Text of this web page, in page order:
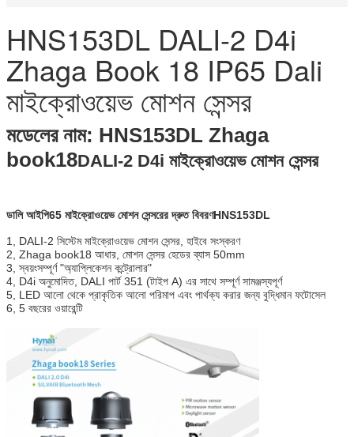
HNS153DL DALI-2 D4i
Zhaga Book 18 IP65 Dali
মাইক্রোওয়েভ মোশন সেন্সর
মডেলের নাম: HNS153DL Zhaga
book18DALI-2 D4i মাইক্রোওয়েভ মোশন সেন্সর
ডালি আইপি65 মাইক্রোওয়েভ মোশন সেন্সরের দ্রুত বিবরণHNS153DL
1, DALI-2 সিস্টেম মাইক্রোওয়েভ মোশন সেন্সর, হাইবে সংস্করণ
2, Zhaga book18 আধার, মোশন সেন্সর হেডের ব্যাস 50mm
3, স্বয়ংসম্পূর্ণ "অ্যাপ্লিকেশন কন্ট্রোলার"
4, D4i অনুমোদিত, DALI পার্ট 351 (টাইপ A) এর সাথে সম্পূর্ণ সামঞ্জস্যপূর্ণ
5, LED আলো থেকে প্রাকৃতিক আলো পরিমাপ এবং পার্থক্য করার জন্য বুদ্ধিমান ফটোসেল
6, 5 বছরের ওয়ারেন্টি